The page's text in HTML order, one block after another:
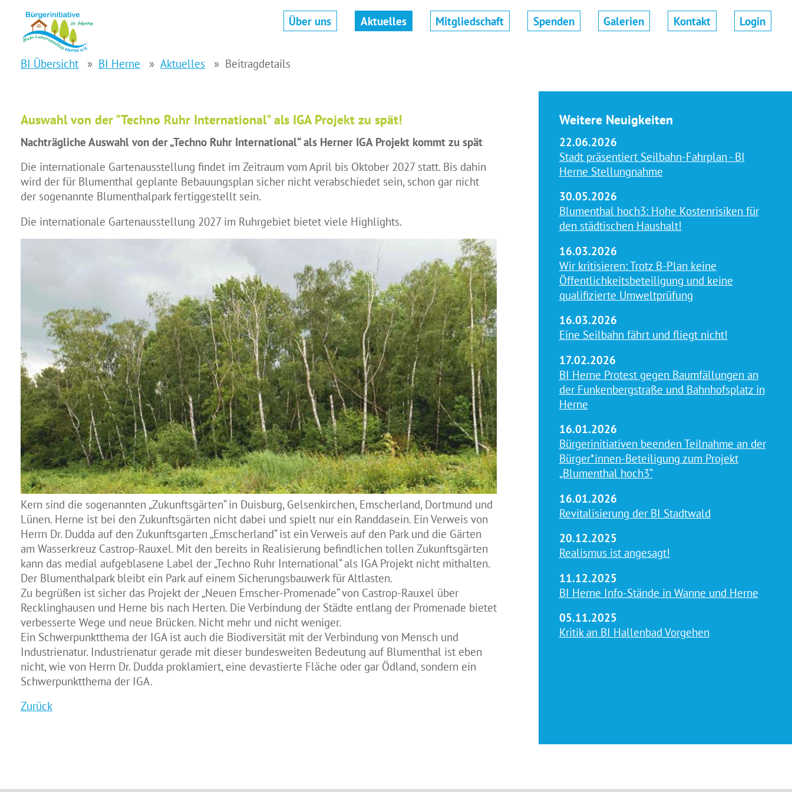
Navigation
überspringen
Über uns Aktuelles Mitgliedschaft Spenden Galerien Kontakt Login
BI Übersicht BI Herne Aktuelles Beitragdetails
Auswahl von der "Techno Ruhr International" als IGA Projekt zu spät!
Nachträgliche Auswahl von der „Techno Ruhr International“ als Herner IGA Projekt kommt zu spät
Die internationale Gartenausstellung findet im Zeitraum vom April bis Oktober 2027 statt. Bis dahin
wird der für Blumenthal geplante Bebauungsplan sicher nicht verabschiedet sein, schon gar nicht
der sogenannte Blumenthalpark fertiggestellt sein.
Die internationale Gartenausstellung 2027 im Ruhrgebiet bietet viele Highlights.
Kern sind die sogenannten „Zukunftsgärten“ in Duisburg, Gelsenkirchen, Emscherland, Dortmund und
Lünen. Herne ist bei den Zukunftsgärten nicht dabei und spielt nur ein Randdasein. Ein Verweis von
Herrn Dr. Dudda auf den Zukunftsgarten „Emscherland“ ist ein Verweis auf den Park und die Gärten
am Wasserkreuz Castrop-Rauxel. Mit den bereits in Realisierung befindlichen tollen Zukunftsgärten
kann das medial aufgeblasene Label der „Techno Ruhr International“ als IGA Projekt nicht mithalten.
Der Blumenthalpark bleibt ein Park auf einem Sicherungsbauwerk für Altlasten.
Zu begrüßen ist sicher das Projekt der „Neuen Emscher-Promenade“ von Castrop-Rauxel über
Recklinghausen und Herne bis nach Herten. Die Verbindung der Städte entlang der Promenade bietet
verbesserte Wege und neue Brücken. Nicht mehr und nicht weniger.
Ein Schwerpunktthema der IGA ist auch die Biodiversität mit der Verbindung von Mensch und
Industrienatur. Industrienatur gerade mit dieser bundesweiten Bedeutung auf Blumenthal ist eben
nicht, wie von Herrn Dr. Dudda proklamiert, eine devastierte Fläche oder gar Ödland, sondern ein
Schwerpunktthema der IGA.
Zurück
Weitere Neuigkeiten
22.06.2026
Stadt präsentiert Seilbahn-Fahrplan - BI
Herne Stellungnahme
30.05.2026
Blumenthal hoch3: Hohe Kostenrisiken für
den städtischen Haushalt!
16.03.2026
Wir kritisieren: Trotz B-Plan keine
Öffentlichkeitsbeteiligung und keine
qualifizierte Umweltprüfung
16.03.2026
Eine Seilbahn fährt und fliegt nicht!
17.02.2026
BI Herne Protest gegen Baumfällungen an
der Funkenbergstraße und Bahnhofsplatz in
Herne
16.01.2026
Bürgerinitiativen beenden Teilnahme an der
Bürger*innen-Beteiligung zum Projekt
„Blumenthal hoch3“
16.01.2026
Revitalisierung der BI Stadtwald
20.12.2025
Realismus ist angesagt!
11.12.2025
BI Herne Info-Stände in Wanne und Herne
05.11.2025
Kritik an BI Hallenbad Vorgehen